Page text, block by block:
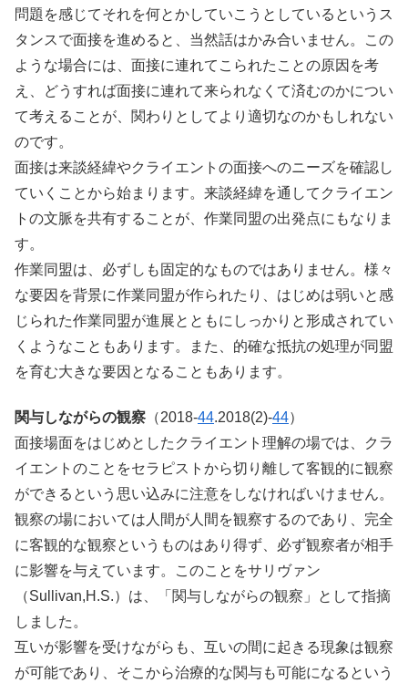
問題を感じてそれを何とかしていこうとしているというス
タンスで面接を進めると、当然話はかみ合いません。この
ような場合には、面接に連れてこられたことの原因を考
え、どうすれば面接に連れて来られなくて済むのかについ
て考えることが、関わりとしてより適切なのかもしれない
のです。
面接は来談経緯やクライエントの面接へのニーズを確認し
ていくことから始まります。来談経緯を通してクライエン
トの文脈を共有することが、作業同盟の出発点にもなりま
す。
作業同盟は、必ずしも固定的なものではありません。様々
な要因を背景に作業同盟が作られたり、はじめは弱いと感
じられた作業同盟が進展とともにしっかりと形成されてい
くようなこともあります。また、的確な抵抗の処理が同盟
を育む大きな要因となることもあります。
関与しながらの観察 （2018-44.2018(2)-44）
面接場面をはじめとしたクライエント理解の場では、クラ
イエントのことをセラピストから切り離して客観的に観察
ができるという思い込みに注意をしなければいけません。
観察の場においては人間が人間を観察するのであり、完全
に客観的な観察というものはあり得ず、必ず観察者が相手
に影響を与えています。このことをサリヴァン
（Sullivan,H.S.）は、「関与しながらの観察」として指摘
しました。
互いが影響を受けながらも、互いの間に起きる現象は観察
が可能であり、そこから治療的な関与も可能になるという